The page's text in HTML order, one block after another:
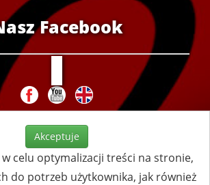
Facebook
Akceptuje
celu optymalizacji treści na stronie,
do potrzeb użytkownika, jak również